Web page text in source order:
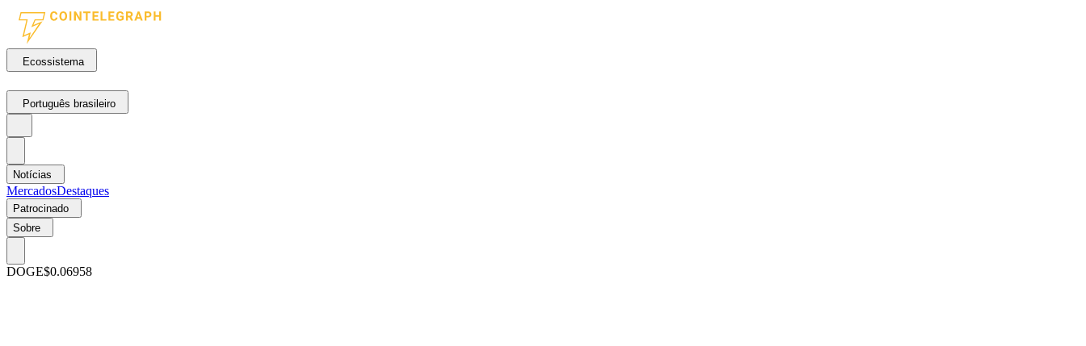
Ecossistema
Português brasileiro
Notícias
MercadosDestaques
Patrocinado
Sobre
DOGE$0.06958